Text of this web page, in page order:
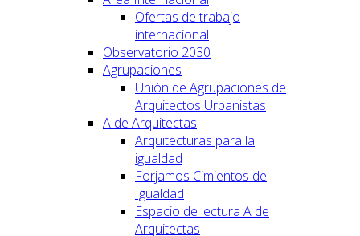
Ofertas de trabajo
internacional
Observatorio 2030
Agrupaciones
Unión de Agrupaciones de
Arquitectos Urbanistas
A de Arquitectas
Arquitecturas para la
igualdad
Forjamos Cimientos de
Igualdad
Espacio de lectura A de
Arquitectas